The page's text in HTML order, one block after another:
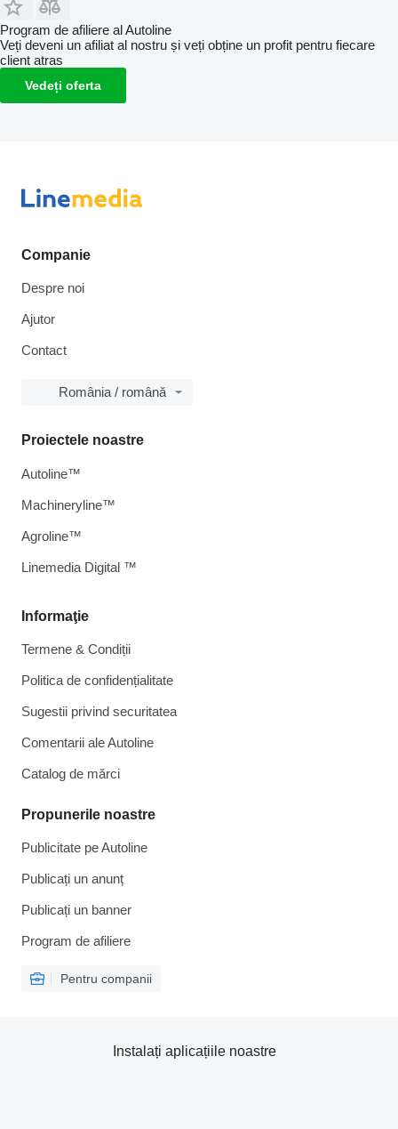
Program de afiliere al Autoline
Veți deveni un afiliat al nostru și veți obține un profit pentru fiecare
client atras
Vedeți oferta
Companie
Despre noi
Ajutor
Contact
România / română
Informaţie
Termene & Condiții
Politica de confidențialitate
Sugestii privind securitatea
Comentarii ale Autoline
Catalog de mărcі
Propunerile noastre
Publicitate pe Autoline
Publicați un anunț
Publicați un banner
Program de afiliere
Pentru companii
Proiectele noastre
Autoline™
Machineryline™
Agroline™
Linemedia Digital ™
Instalați aplicațiile noastre